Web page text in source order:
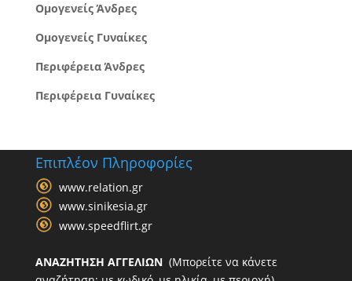
Ομογενείς Άνδρες
Ομογενείς Γυναίκες
Περιφέρεια Άνδρες
Περιφέρεια Γυναίκες
Επιπλέον Πληροφορίες
www.relation.gr
www.sinikesia.gr
www.speedflirt.gr
ΑΝΑΖΗΤΗΣΗ ΑΓΓΕΛΙΩΝ(Μπορείτε να κάνετε